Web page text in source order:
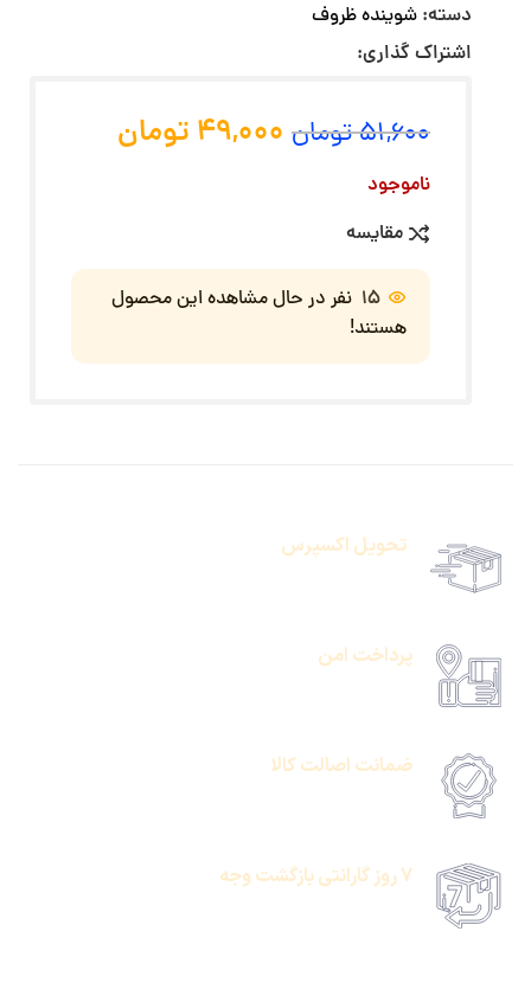
دسته: شوینده ظروف
اشتراک گذاری:
51,600تومان 49,000 تومان
ناموجود
مقایسه
15 نفر در حال مشاهده این محصول
هستند!
تحویل اکسپرس
پرداخت امن
ضمانت اصالت کالا
7 روز گارانتی بازگشت وجه